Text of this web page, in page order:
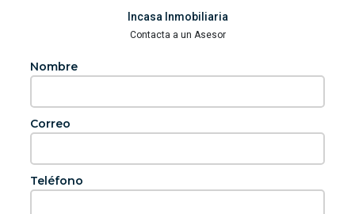
Incasa Inmobiliaria
Contacta a un Asesor
Nombre
Correo
Teléfono